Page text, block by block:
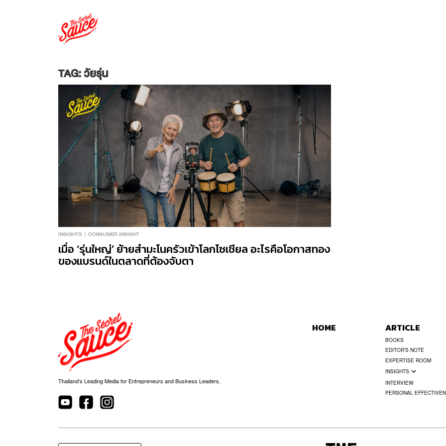
TAG: วัยรุ่น
INSIGHTS CONSUMER INSIGHT
เมื่อ ‘รุ่นใหญ่’ ย้ายสำมะโนครัวเข้าโลกโซเชียล อะไรคือโอกาสทอง
ของแบรนด์ในตลาดที่ต้องจับตา
Thailand’s Leading Media for Entrepreneurs and Business Leaders.
HOME ARTICLE
BOOKS
EDITOR’S NOTE
EXPERTISE ROOM
INSIGHTS
INTERVIEW
PERSONAL